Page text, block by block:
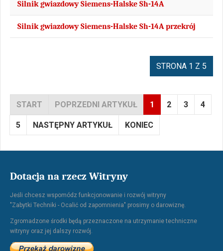
Silnik gwiazdowy Siemens-Halske Sh-14A
Silnik gwiazdowy Siemens-Halske Sh-14A przekrój
STRONA 1 Z 5
START POPRZEDNI ARTYKUŁ 1 2 3 4
5 NASTĘPNY ARTYKUŁ KONIEC
Dotacja na rzecz Witryny
Jeśli chcesz wspomódz funkcjonowanie i rozwój witryny
"Zabytki Techniki - Ocalić od zapomnienia" prosimy o darowiznę.
Zgromadzone środki będą przeznaczone na utrzymanie techniczne
witryny oraz jej dalszy rozwój.